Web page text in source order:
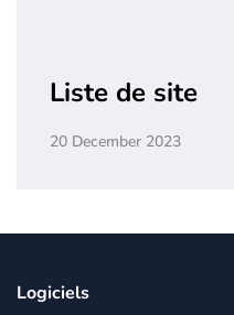
Liste de site
20 December 2023
Logiciels